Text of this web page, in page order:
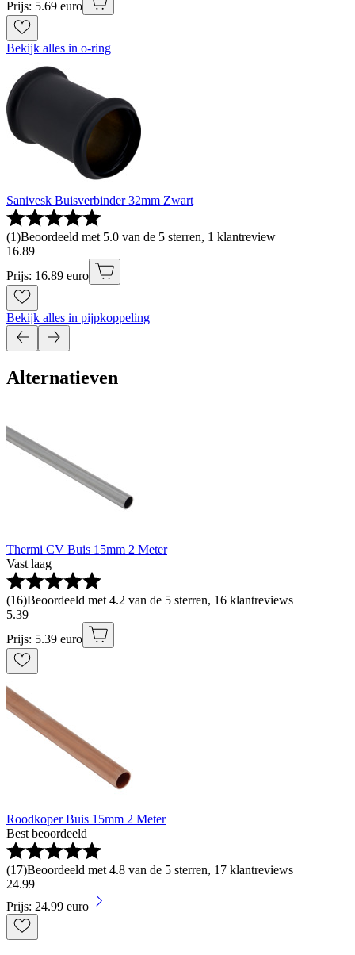
Prijs: 5.69 euro
Bekijk alles in o-ring
Sanivesk Buisverbinder 32mm Zwart
(1)Beoordeeld met 5.0 van de 5 sterren, 1 klantreview
16.89
Prijs: 16.89 euro
Bekijk alles in pijpkoppeling
Alternatieven
Thermi CV Buis 15mm 2 Meter
Vast laag
(16)Beoordeeld met 4.2 van de 5 sterren, 16 klantreviews
5.39
Prijs: 5.39 euro
Roodkoper Buis 15mm 2 Meter
Best beoordeeld
(17)Beoordeeld met 4.8 van de 5 sterren, 17 klantreviews
24.99
Prijs: 24.99 euro